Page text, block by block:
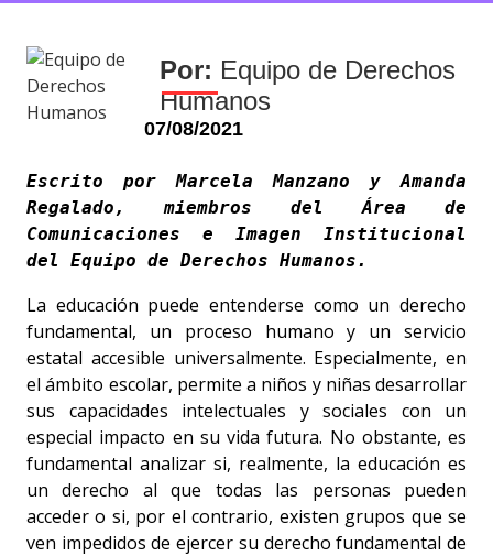
Equipo de Derechos
Humanos
Escrito por Marcela Manzano y Amanda
Regalado, miembros del Área de
Comunicaciones e Imagen Institucional
del Equipo de Derechos Humanos.
La educación puede entenderse como un derecho
fundamental, un proceso humano y un servicio
estatal accesible universalmente. Especialmente, en
el ámbito escolar, permite a niños y niñas desarrollar
sus capacidades intelectuales y sociales con un
especial impacto en su vida futura. No obstante, es
fundamental analizar si, realmente, la educación es
un derecho al que todas las personas pueden
acceder o si, por el contrario, existen grupos que se
ven impedidos de ejercer su derecho fundamental de
07/08/2021